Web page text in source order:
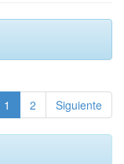
1 2 Siguiente